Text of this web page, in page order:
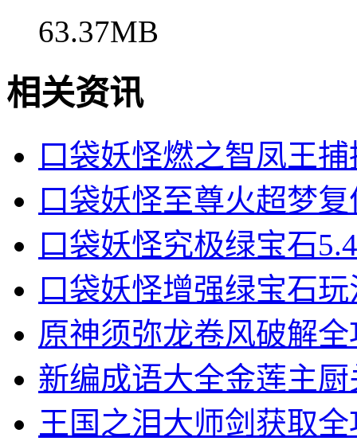
63.37MB
相关资讯
口袋妖怪燃之智凤王
口袋妖怪至尊火超梦
口袋妖怪究极绿宝石
口袋妖怪增强绿宝石
原神须弥龙卷风破解全
新编成语大全金莲主
王国之泪大师剑获取